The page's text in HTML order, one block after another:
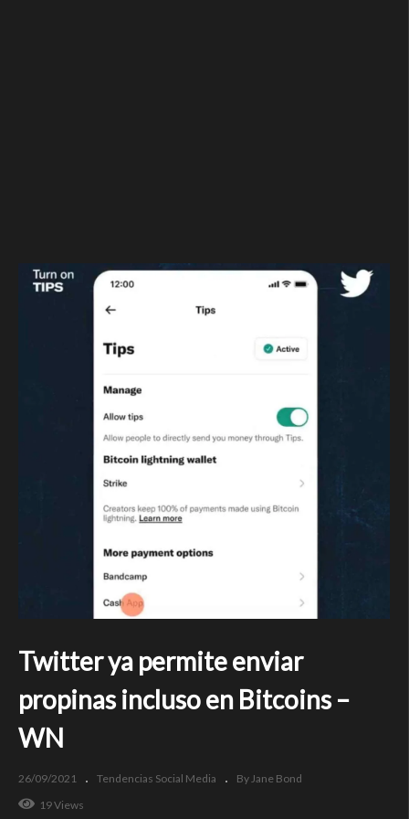
Twitter ya permite enviar
propinas incluso en Bitcoins –
WN
26/09/2021 Tendencias Social Media
By Jane Bond
19 Views